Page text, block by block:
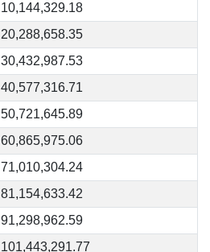
10,144,329.18
20,288,658.35
30,432,987.53
40,577,316.71
50,721,645.89
60,865,975.06
71,010,304.24
81,154,633.42
91,298,962.59
101,443,291.77